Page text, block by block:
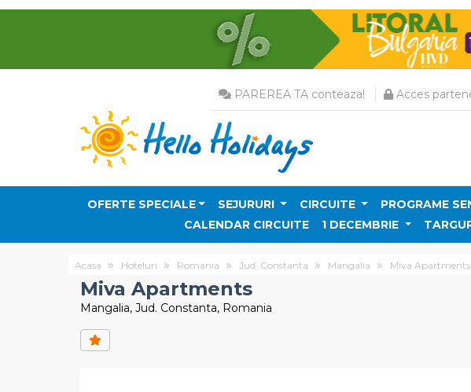
PAREREA TA conteaza! Acces
OFERTE SPECIALE SEJURURI CIRCUITE PROGRAME
CALENDAR CIRCUITE
1 DECEMBRIE
Acasa Hoteluri Romania Jud. Constanta Mangalia Miva Apartments
Miva Apartments
Mangalia, Jud. Constanta, Romania